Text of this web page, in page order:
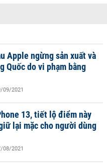
Apple ngừng sản xuất và
Quốc do vi phạm bằng
09/2021
13, tiết lộ điểm này
lại mặc cho người dùng
08/2021